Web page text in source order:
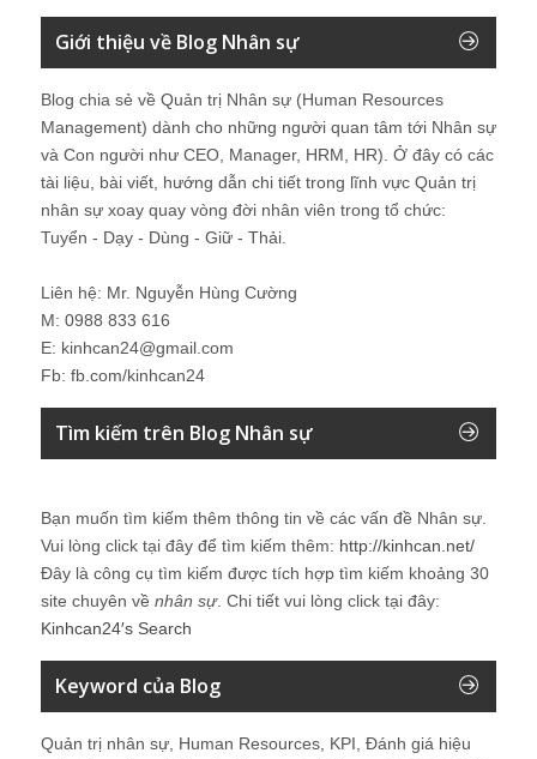
Giới thiệu về Blog Nhân sự
Blog chia sẻ về Quản trị Nhân sự (Human Resources
Management) dành cho những người quan tâm tới Nhân sự
và Con người như CEO, Manager, HRM, HR). Ở đây có các
tài liệu, bài viết, hướng dẫn chi tiết trong lĩnh vực Quản trị
nhân sự xoay quay vòng đời nhân viên trong tổ chức:
Tuyển - Dạy - Dùng - Giữ - Thải.
Liên hệ: Mr. Nguyễn Hùng Cường
M: 0988 833 616
E: kinhcan24@gmail.com
Fb: fb.com/kinhcan24
Tìm kiếm trên Blog Nhân sự
Bạn muốn tìm kiếm thêm thông tin về các vấn đề Nhân sự
Vui lòng click tại đây để tìm kiếm thêm: http://kinhcan.net/
Đây là công cụ tìm kiếm được tích hợp tìm kiếm khoảng 30
site chuyên về nhân sự. Chi tiết vui lòng click tại đây:
Kinhcan24′s Search
Keyword của Blog
Quản trị nhân sự, Human Resources, KPI, Đánh giá hiệu